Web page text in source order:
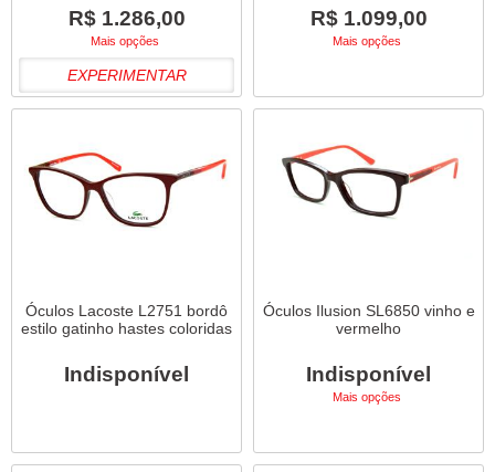
R$ 1.286,00
Mais opções
EXPERIMENTAR
R$ 1.099,00
Mais opções
Óculos Lacoste L2751 bordô
estilo gatinho hastes coloridas
Indisponível
Óculos Ilusion SL6850 vinho e
vermelho
Indisponível
Mais opções